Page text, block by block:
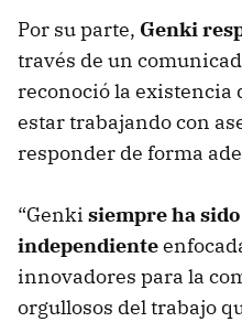
Por su parte, Genki
través de un
reconoció la existencia
estar trabajando con
responder de forma
“Genki siempre ha
independiente
innovadores para la
orgullosos del trabajo